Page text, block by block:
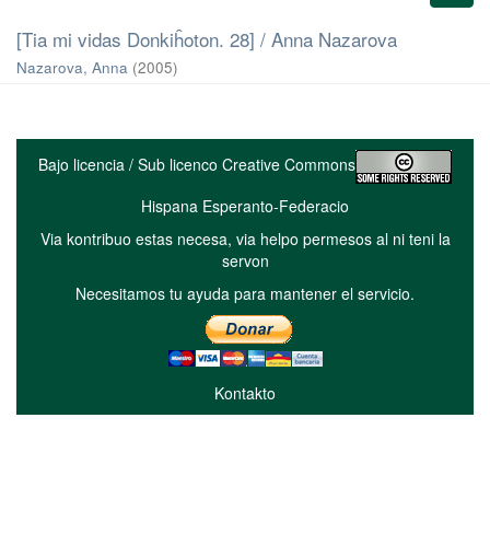
[Tia mi vidas Donkiĥoton. 28] / Anna Nazarova
Nazarova, Anna (2005)
Bajo licencia / Sub licenco Creative Commons
Hispana Esperanto-Federacio
Via kontribuo estas necesa, via helpo permesos al ni teni la
servon
Necesitamos tu ayuda para mantener el servicio.
Kontakto